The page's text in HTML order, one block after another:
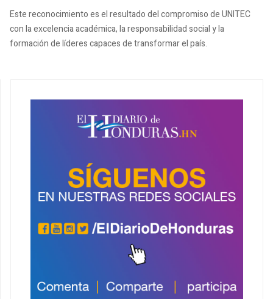
Este reconocimiento es el resultado del compromiso de UNITEC
con la excelencia académica, la responsabilidad social y la
formación de líderes capaces de transformar el país.